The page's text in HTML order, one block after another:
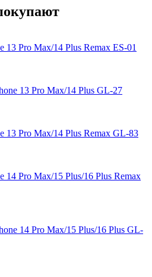
13 Pro Max/14 Plus Remax ES-01
13 Pro Max/14 Plus GL-27
13 Pro Max/14 Plus Remax GL-83
14 Pro Max/15 Plus/16 Plus Remax
14 Pro Max/15 Plus/16 Plus GL-